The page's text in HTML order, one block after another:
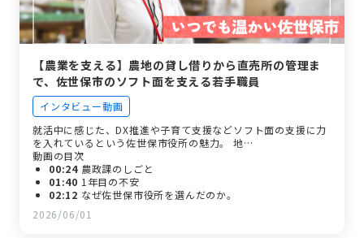
【農業を支える】農地の貸し借りから直売所の管理ま
で、佐世保市のソフト面を支える若手職員
インタビュー動画
就活中に感じた、DX推進や子育て支援などソフト面の支援に力
を入れているという佐世保市役所の魅力。 地…
動画の目次
00:24 農政課のしごと
01:40 1年目の不安
02:12 なぜ佐世保市役所を選んだのか。
02:38 入庁前後のギャップ
03:05先輩のフォロー
2026/06/01